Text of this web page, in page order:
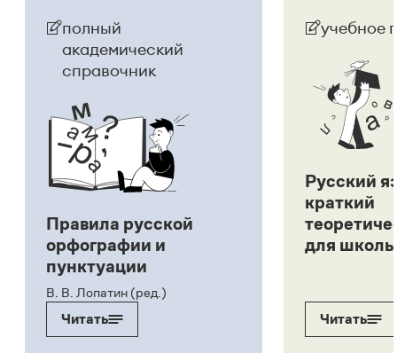
полный
академический
справочник
Правила русской
орфографии и
пунктуации
В. В. Лопатин (ред.)
Читать
учебное
Русский
краткий
для
Читать